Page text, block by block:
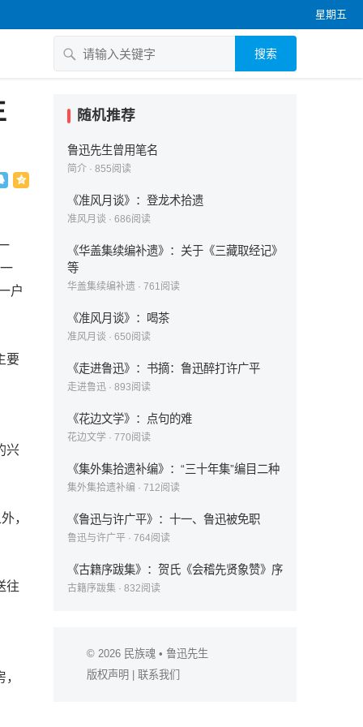
星期五
搜索
户
要
兴
，
往
随机推荐
鲁迅先生曾用笔名
简介 · 855阅读
《准风月谈》：登龙术拾遗
准风月谈 · 686阅读
《华盖集续编补遗》：关于《三藏取经记》
等
华盖集续编补遗 · 761阅读
《准风月谈》：喝茶
准风月谈 · 650阅读
《走进鲁迅》：书摘：鲁迅醉打许广平
走进鲁迅 · 893阅读
《花边文学》：点句的难
花边文学 · 770阅读
《集外集拾遗补编》：“三十年集”编目二种
集外集拾遗补编 · 712阅读
《鲁迅与许广平》：十一、鲁迅被免职
鲁迅与许广平 · 764阅读
《古籍序跋集》：贺氏《会稽先贤象赞》序
古籍序跋集 · 832阅读
© 2026 民族魂 • 鲁迅先生
版权声明
联系我们